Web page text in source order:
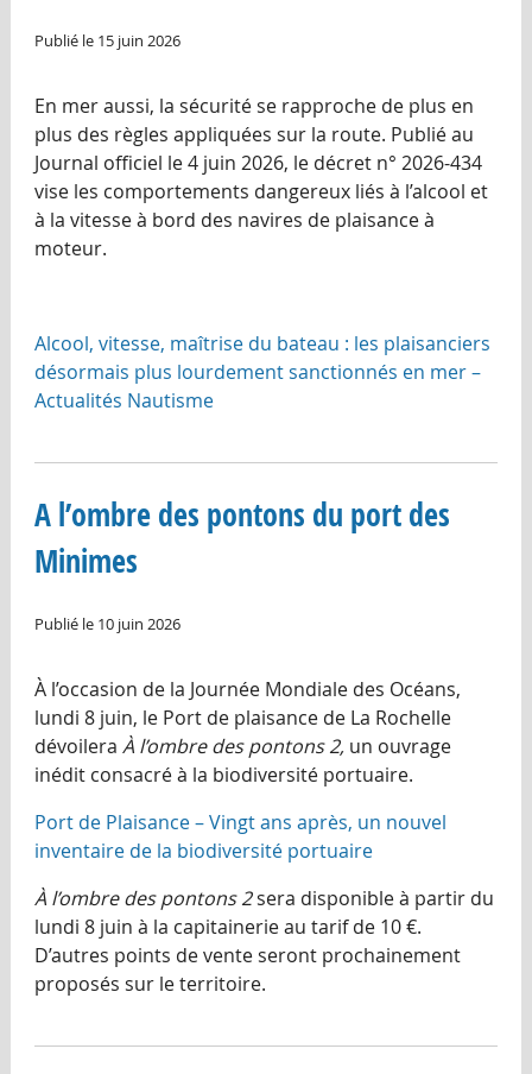
Publié le 15 juin 2026
En mer aussi, la sécurité se rapproche de plus en
plus des règles appliquées sur la route. Publié au
Journal officiel le 4 juin 2026, le décret n° 2026-434
vise les comportements dangereux liés à l’alcool et
à la vitesse à bord des navires de plaisance à
moteur.
Alcool, vitesse, maîtrise du bateau : les plaisanciers
désormais plus lourdement sanctionnés en mer –
Actualités Nautisme
A l’ombre des pontons du port des
Minimes
Publié le 10 juin 2026
À l’occasion de la Journée Mondiale des Océans,
lundi 8 juin, le Port de plaisance de La Rochelle
dévoilera À l’ombre des pontons 2,un ouvrage
inédit consacré à la biodiversité portuaire.
Port de Plaisance – Vingt ans après, un nouvel
inventaire de la biodiversité portuaire
À l’ombre des pontons 2sera disponible à partir du
lundi 8 juin à la capitainerie au tarif de 10 €.
D’autres points de vente seront prochainement
proposés sur le territoire.